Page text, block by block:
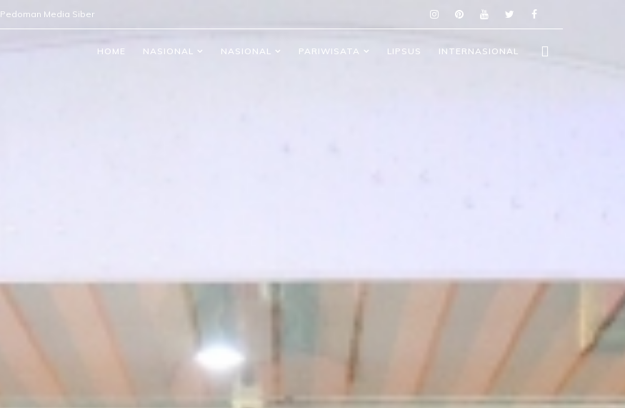
Pedoman Media Siber
HOME NASIONAL NASIONAL PARIWISATA LIPSUS INTERNASIONAL